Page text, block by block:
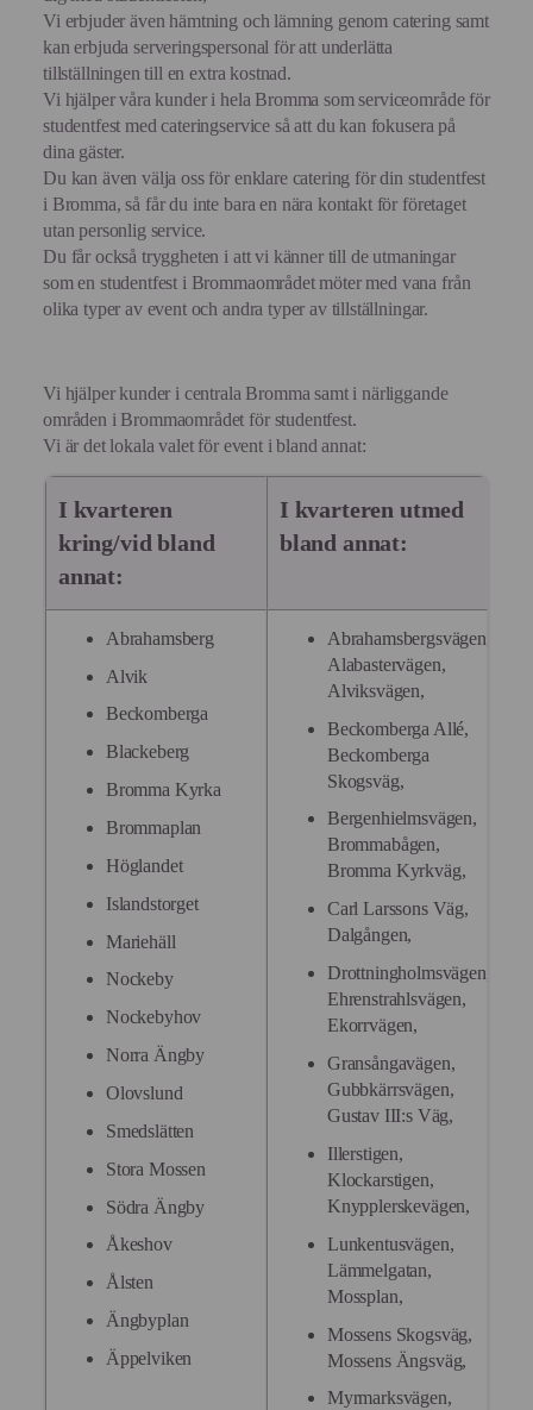
Vi erbjuder även hämtning och lämning genom catering samt
kan erbjuda serveringspersonal för att underlätta
tillställningen till en extra kostnad.
Vi hjälper våra kunder i hela Bromma som serviceområde för
studentfest med cateringservice så att du kan fokusera på
dina gäster.
Du kan även välja oss för enklare catering för din studentfest
i Bromma, så får du inte bara en nära kontakt för företaget
utan personlig service.
Du får också tryggheten i att vi känner till de utmaningar
som en studentfest i Brommaområdet möter med vana från
olika typer av event och andra typer av tillställningar.
Vi hjälper kunder i centrala Bromma samt i närliggande
områden i Brommaområdet för studentfest.
Vi är det lokala valet för event i bland annat:
I kvarteren
kring/vid bland
annat:
I kvarteren utmed
bland annat:
Abrahamsberg
Alvik
Beckomberga
Blackeberg
Bromma Kyrka
Brommaplan
Höglandet
Islandstorget
Mariehäll
Nockeby
Nockebyhov
Norra Ängby
Olovslund
Smedslätten
Stora Mossen
Södra Ängby
Åkeshov
Ålsten
Ängbyplan
Äppelviken
Abrahamsbergsvägen,
Alabastervägen,
Alviksvägen,
Beckomberga Allé,
Beckomberga
Skogsväg,
Bergenhielmsvägen,
Brommabågen,
Bromma Kyrkväg,
Carl Larssons Väg,
Dalgången,
Drottningholmsvägen,
Ehrenstrahlsvägen,
Ekorrvägen,
Gransångavägen,
Gubbkärrsvägen,
Gustav III:s Väg,
Illerstigen,
Klockarstigen,
Knypplerskevägen,
Lunkentusvägen,
Lämmelgatan,
Mossplan,
Mossens Skogsväg,
Mossens Ängsväg,
Myrmarksvägen,